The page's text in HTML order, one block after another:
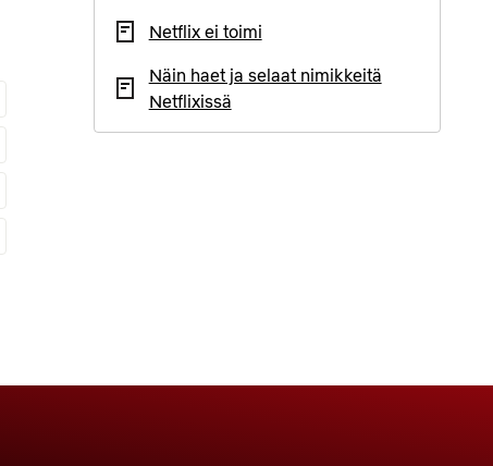
Netflix ei toimi
Näin haet ja selaat nimikkeitä
Netflixissä